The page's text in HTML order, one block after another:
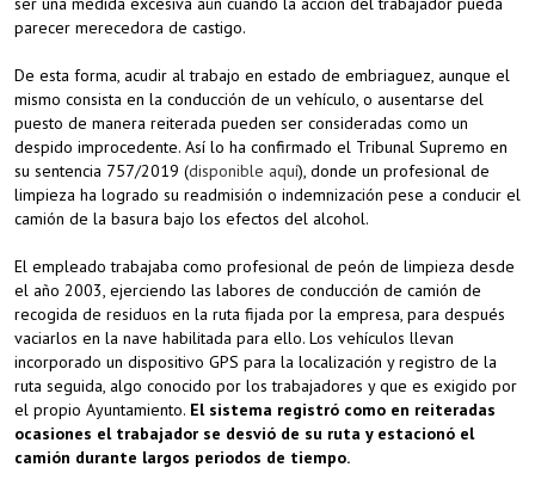
parecer merecedora de castigo.
De esta forma, acudir al trabajo en estado de embriaguez, aunque el
mismo consista en la conducción de un vehículo, o ausentarse del
puesto de manera reiterada pueden ser consideradas como un
despido improcedente. Así lo ha confirmado el Tribunal Supremo en
su sentencia 757/2019 (disponible aquí), donde un profesional de
limpieza ha logrado su readmisión o indemnización pese a conducir el
camión de la basura bajo los efectos del alcohol.
El empleado trabajaba como profesional de peón de limpieza desde
el año 2003, ejerciendo las labores de conducción de camión de
recogida de residuos en la ruta fijada por la empresa, para después
vaciarlos en la nave habilitada para ello. Los vehículos llevan
incorporado un dispositivo GPS para la localización y registro de la
ruta seguida, algo conocido por los trabajadores y que es exigido por
el propio Ayuntamiento. El sistema registró como en reiteradas
ocasiones el trabajador se desvió de su ruta y estacionó el
camión durante largos periodos de tiempo.